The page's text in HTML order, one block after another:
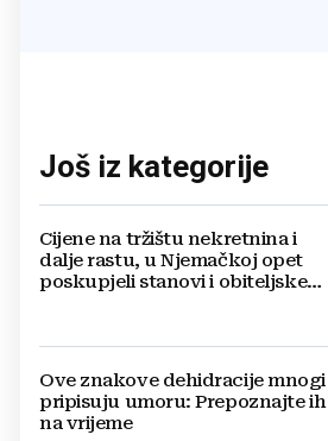
Još iz kategorije
Cijene na tržištu nekretnina i
dalje rastu, u Njemačkoj opet
poskupjeli stanovi i obiteljske
Ove znakove dehidracije mnogi
pripisuju umoru: Prepoznajte ih
na vrijeme